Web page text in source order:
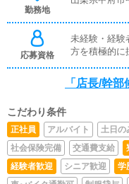
勤務地
応募資格
未経験・経験
方を積極的に
「店長/幹部
こだわり条件
正社員 アルバイト 土日の
社会保険完備
交通費支給
経験者歓迎
シニア歓迎 学